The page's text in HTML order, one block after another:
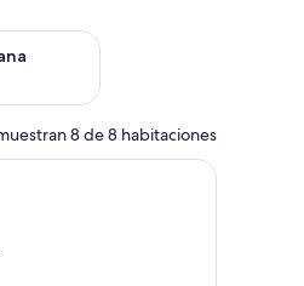
el próximo fin de semana,
8 de 8 habitaciones
baño con cabina de ducha de vidrio,